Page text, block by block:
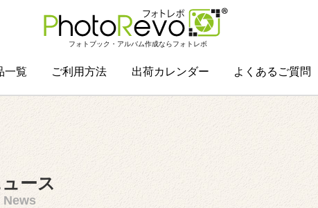
フォトブック・アルバム作成ならフォトレボ
一覧 ご利用方法 出荷カレンダー よくあるご質問
ース
News